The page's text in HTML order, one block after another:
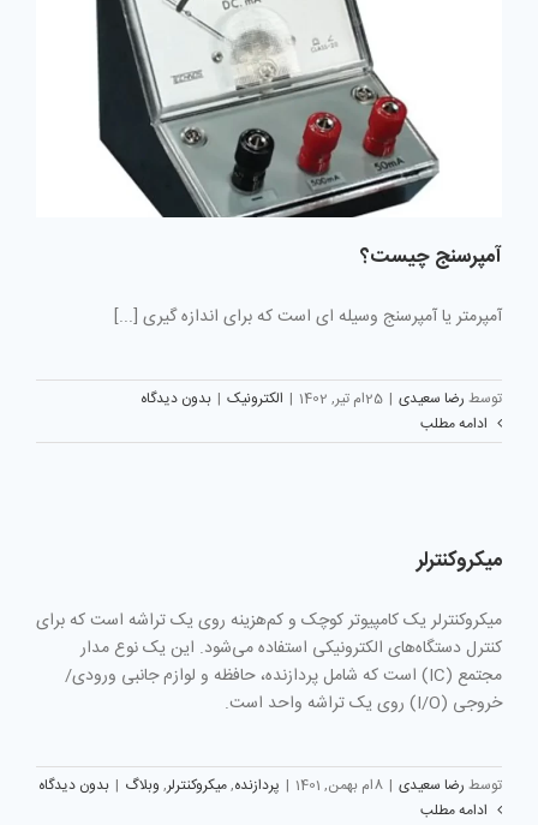
آمپرسنج چیست؟
آمپرمتر یا آمپرسنج وسیله ای است که برای اندازه گیری [...]
توسط رضا سعیدی | 25ام تیر, 1402 | الکترونیک | بدون دیدگاه
ادامه مطلب
میکروکنترلر
میکروکنترلر یک کامپیوتر کوچک و کم‌هزینه روی یک تراشه است که برای
کنترل دستگاه‌های الکترونیکی استفاده می‌شود. این یک نوع مدار
مجتمع (IC) است که شامل پردازنده، حافظه و لوازم جانبی ورودی/
خروجی (I/O) روی یک تراشه واحد است.
توسط رضا سعیدی | 8ام بهمن, 1401 | پردازنده,میکروکنترلر, وبلاگ | بدون دیدگاه
ادامه مطلب